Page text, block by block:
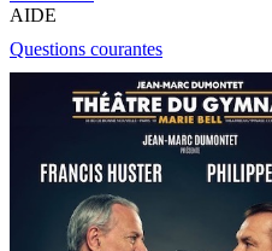
AIDE
Questions courantes